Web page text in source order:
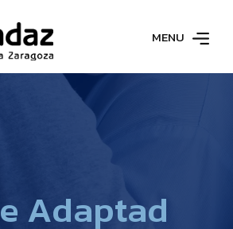
MENU
e Adaptad